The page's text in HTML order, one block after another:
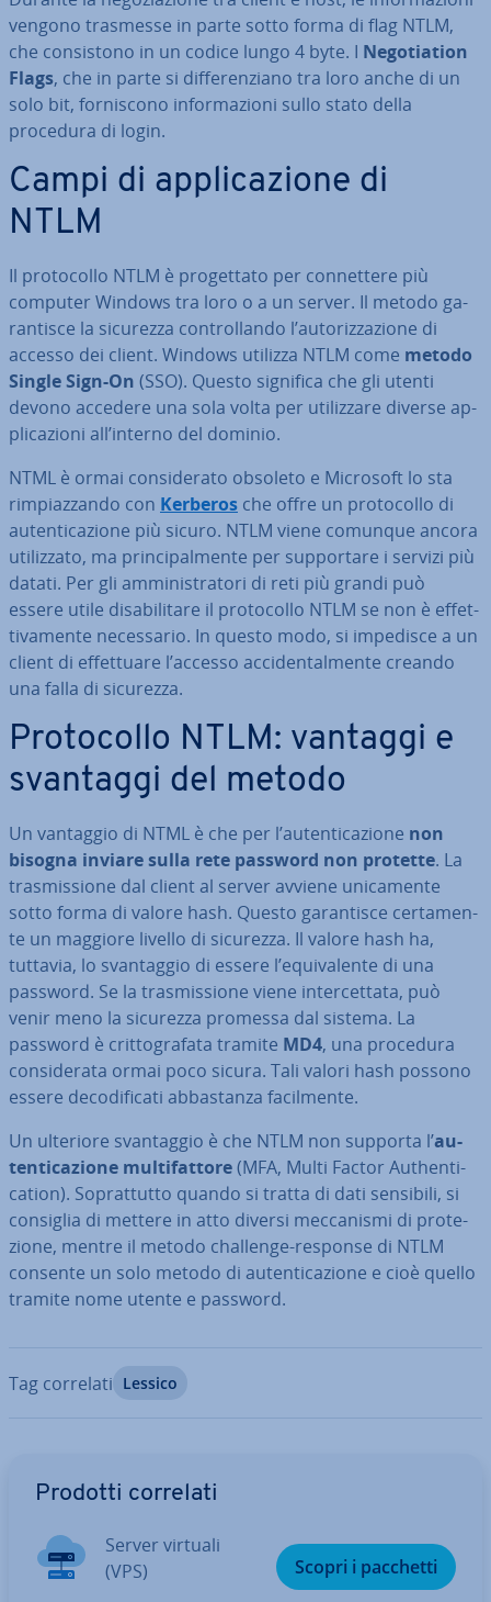
vengono trasmesse in parte sotto forma di flag NTLM,
che con­si­sto­no in un codice lungo 4 byte. I Ne­go­tia­tion
Flags, che in parte si dif­fe­ren­zia­no tra loro anche di un
solo bit, for­ni­sco­no in­for­ma­zio­ni sullo stato della
procedura di login.
Campi di ap­pli­ca­zio­ne di
NTLM
Il pro­to­col­lo NTLM è pro­get­ta­to per con­net­te­re più
computer Windows tra loro o a un server. Il metodo ga­
ran­ti­sce la sicurezza con­trol­lan­do l’au­to­riz­za­zio­ne di
accesso dei client. Windows utilizza NTLM come metodo
Single Sign-On (SSO). Questo significa che gli utenti
devono accedere una sola volta per uti­liz­za­re diverse ap­
pli­ca­zio­ni all’interno del dominio.
NTML è ormai con­si­de­ra­to obsoleto e Microsoft lo sta
rim­piaz­zan­do con Kerberos che offre un pro­to­col­lo di
au­ten­ti­ca­zio­ne più sicuro. NTLM viene comunque ancora
uti­liz­za­to, ma prin­ci­pal­men­te per sup­por­ta­re i servizi più
datati. Per gli am­mi­ni­stra­to­ri di reti più grandi può
essere utile di­sa­bi­li­ta­re il pro­to­col­lo NTLM se non è ef­fet­
ti­va­men­te ne­ces­sa­rio. In questo modo, si impedisce a un
client di ef­fet­tua­re l’accesso ac­ci­den­tal­men­te creando
una falla di sicurezza.
Pro­to­col­lo NTLM: vantaggi e
svantaggi del metodo
Un vantaggio di NTML è che per l’au­ten­ti­ca­zio­ne non
bisogna inviare sulla rete password non protette. La
tra­smis­sio­ne dal client al server avviene uni­ca­men­te
sotto forma di valore hash. Questo ga­ran­ti­sce cer­ta­men­
te un maggiore livello di sicurezza. Il valore hash ha,
tuttavia, lo svan­tag­gio di essere l’equi­va­len­te di una
password. Se la tra­smis­sio­ne viene in­ter­cet­ta­ta, può
venir meno la sicurezza promessa dal sistema. La
password è crit­to­gra­fa­ta tramite MD4, una procedura
con­si­de­ra­ta ormai poco sicura. Tali valori hash possono
essere de­co­di­fi­ca­ti ab­ba­stan­za fa­cil­men­te.
Un ulteriore svan­tag­gio è che NTLM non supporta l’au­
ten­ti­ca­zio­ne mul­ti­fat­to­re(MFA, Multi Factor Au­then­ti­
ca­tion). So­prat­tut­to quando si tratta di dati sensibili, si
consiglia di mettere in atto diversi mec­ca­ni­smi di pro­te­
zio­ne, mentre il metodo challenge-response di NTLM
consente un solo metodo di au­ten­ti­ca­zio­ne e cioè quello
tramite nome utente e password.
Tag correlati Lessico
Prodotti correlati
Server virtuali
(VPS)
Scopri i pacchetti